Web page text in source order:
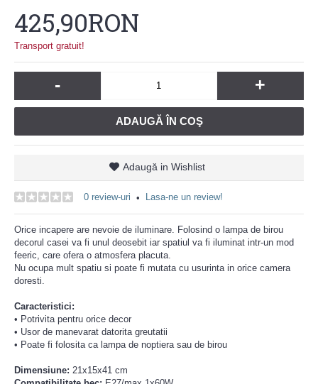
425,90RON
Transport gratuit!
- +
ADAUGĂ ÎN COŞ
Adaugă in Wishlist
0 review-uri • Lasa-ne un review!
Orice incapere are nevoie de iluminare. Folosind o lampa de birou
decorul casei va fi unul deosebit iar spatiul va fi iluminat intr-un mod
feeric, care ofera o atmosfera placuta.
Nu ocupa mult spatiu si poate fi mutata cu usurinta in orice camera
doresti.
Caracteristici:
• Potrivita pentru orice decor
• Usor de manevarat datorita greutatii
• Poate fi folosita ca lampa de noptiera sau de birou
Dimensiune: 21x15x41 cm